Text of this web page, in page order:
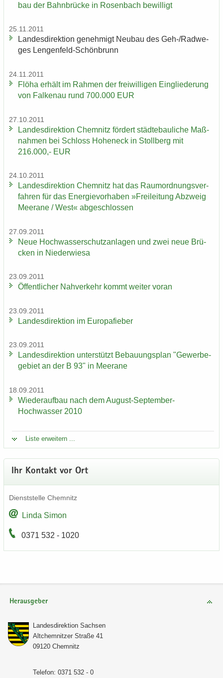
bau der Bahn­brü­cke in Ro­sen­bach be­wil­ligt
25.11.2011
Lan­des­di­rek­ti­on ge­neh­migt Neu­bau des Geh-/Rad­we­
ges Lengenfeld-​Schönbrunn
24.11.2011
Flöha er­hält im Rah­men der frei­wil­li­gen Ein­glie­de­rung
von Fal­ken­au rund 700.000 EUR
27.10.2011
Lan­des­di­rek­ti­on Chem­nitz för­dert städ­te­bau­li­che Maß­
nah­men bei Schloss Ho­heneck in Stoll­berg mit
216.000,- EUR
24.10.2011
Lan­des­di­rek­ti­on Chem­nitz hat das Raum­ord­nungs­ver­
fah­ren für das En­er­gie­vor­ha­ben »Frei­lei­tung Ab­zweig
Meer­a­ne / West« ab­ge­schlos­sen
27.09.2011
Neue Hoch­was­ser­schutz­an­la­gen und zwei neue Brü­
cken in Nie­der­wie­sa
23.09.2011
Öf­fent­li­cher Nah­ver­kehr kommt wei­ter voran
23.09.2011
Lan­des­di­rek­ti­on im Eu­ro­pa­fie­ber
23.09.2011
Lan­des­di­rek­ti­on un­ter­stützt Be­bau­ungs­plan "Ge­wer­be­
ge­biet an der B 93" in Meer­a­ne
18.09.2011
Wie­der­auf­bau nach dem August-​September-
Hochwasser 2010
Liste er­wei­tern ...
Ihr Kon­takt vor Ort
Dienst­stel­le Chem­nitz
Linda Simon
0371 532 - 1020
Herausgeber
Lan­des­di­rek­ti­on Sach­sen
Alt­chem­nit­zer Stra­ße 41
09120 Chem­nitz
Te­le­fon: 0371 532 - 0